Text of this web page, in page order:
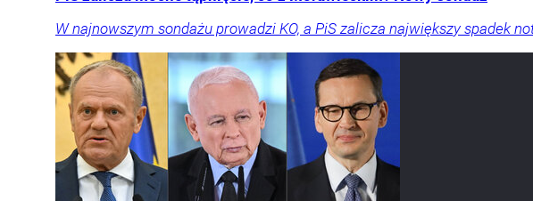
W najnowszym sondażu prowadzi KO, a PiS zalicza największy spadek